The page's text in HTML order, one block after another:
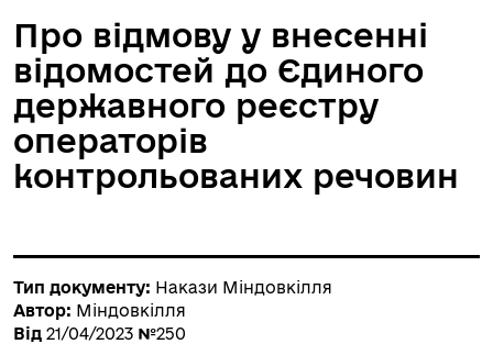
Про відмову у внесенні
відомостей до Єдиного
державного реєстру
операторів
контрольованих речовин
Тип документу: Накази Міндовкілля
Автор: Міндовкілля
Від 21/04/2023 №250